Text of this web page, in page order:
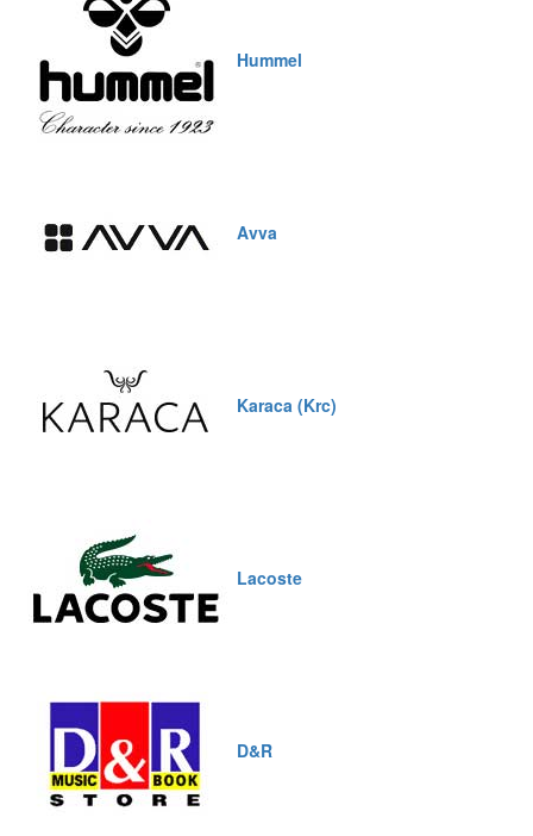
Hummel
Avva
Karaca (Krc)
Lacoste
D&R